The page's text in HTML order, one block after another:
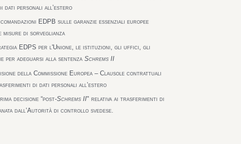
dati personali all’estero
EDPB sulle garanzie essenziali europee
misure di sorveglianza
EDPS per l'Unione, le istituzioni, gli uffici, gli
per adeguarsi alla sentenza Schrems II
della Commissione Europea – Clausole contrattuali
di dati personali all’estero
decisione “post-Schrems II" relativa ai trasferimenti di
dall’Autorità di controllo svedese.